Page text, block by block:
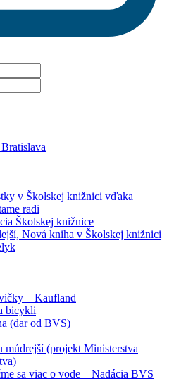
v Školskej knižnici vďaka
radi
Školskej knižnice
Nová kniha v Školskej knižnici
– Kaufland
bicykli
(dar od BVS)
múdrejší (projekt Ministerstva
sa viac o vode – Nadácia BVS